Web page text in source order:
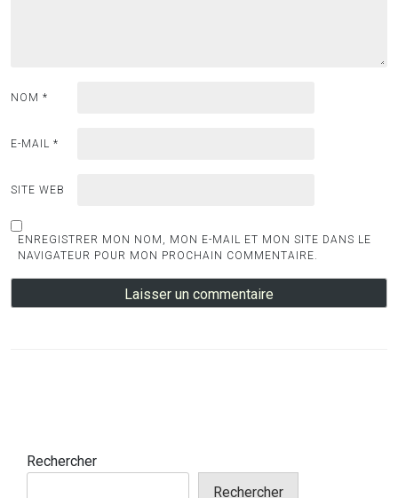
NOM *
E-MAIL *
SITE WEB
ENREGISTRER MON NOM, MON E-MAIL ET MON SITE DANS LE
NAVIGATEUR POUR MON PROCHAIN COMMENTAIRE.
Rechercher
Rechercher